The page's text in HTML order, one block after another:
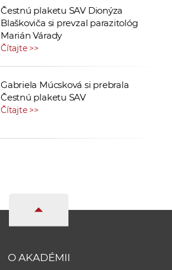
Čestnú plaketu SAV Dionýza
Blaškoviča si prevzal parazitológ
Marián Várady
Čítajte >>
Gabriela Múcsková si prebrala
Čestnú plaketu SAV
Čítajte >>
O AKADÉMII